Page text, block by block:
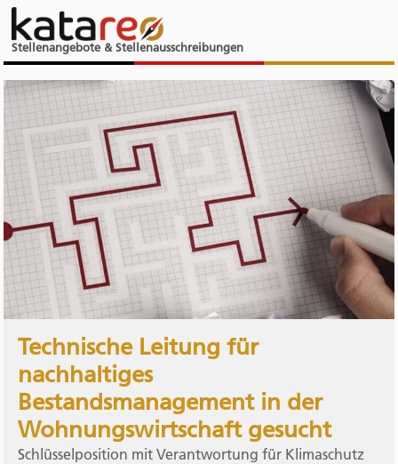
Stellenangebote & Stellenausschreibungen
Technische Leitung für
nachhaltiges
Bestandsmanagement in der
Wohnungswirtschaft gesucht
Schlüsselposition mit Verantwortung für Klimaschutz